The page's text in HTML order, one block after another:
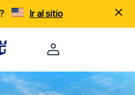
Ir al sitio